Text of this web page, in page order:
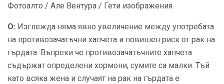
Фотоалто / Але Вентура / Гети изображения
О: Изглежда няма явно увеличение между употребата
на противозачатъчни хапчета и повишен риск от рак на
гърдата. Въпреки че противозачатъчните хапчета
съдържат определени хормони, сумите са малки. Тъй
като всяка жена и случаят на рак на гърдата е